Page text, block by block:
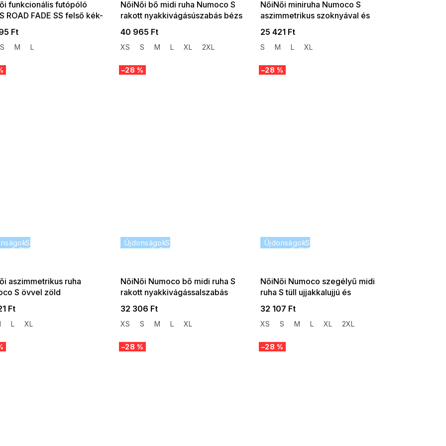
funkcionális futópóló
ROAD FADE SS felső kék-
Ft
S M L
NőiNői bő midi ruha Numoco S
rakott nyakkivágásúszabás bézs
40 965 Ft
XS S M L XL 2XL
NőiNői miniruha Numoco S
aszimmetrikus szoknyával és
övvel bordó színben
25 421 Ft
S M L XL
SUMMER SALE -35% ?
G_SUMMER35:35:HUF:P:f!2026-
aszimmetrikus ruha
S övvel zöld
Ft
L XL
ÚjdonságokSUMMER SALE -35% ?
G_SUMMER35:35:HUF:P:f!2026-
–28 %
NőiNői Numoco bő midi ruha S
rakott nyakkivágássalszabás
vajsárga színben
32 306 Ft
XS S M L XL
ÚjdonságokSUMMER SALE -35% ?
G_SUMMER35:35:HUF:P:f!2026-
–28 %
NőiNői Numoco szegélyű midi
ruha S tüll ujjakkalujjú és
hasítékkal, fekete
32 107 Ft
XS S M L XL 2XL
–28 % –28 %